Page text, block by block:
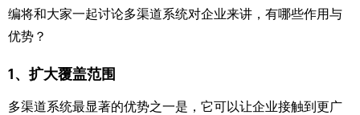
编将和大家一起讨论多渠道系统对企业来讲，有哪些作用与
优势？
1、扩大覆盖范围
多渠道系统最显著的优势之一是，它可以让企业接触到更广